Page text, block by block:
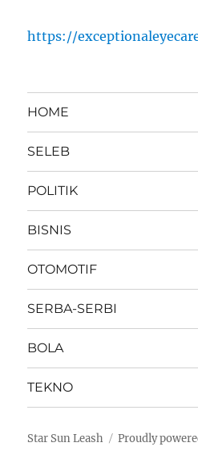
https://
HOME
SELEB
POLITIK
BISNIS
OTOMOTIF
SERBA-SERBI
BOLA
TEKNO
Star Sun Leash Proudly